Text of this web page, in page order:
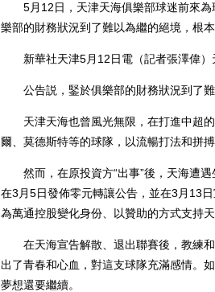
5月12日，天津天海俱樂部球迷前來為
樂部的財務狀況到了難以為繼的絕境，根
新華社天津5月12日電（記者張澤偉）
公告説，鋻於俱樂部的財務狀況到了難
天津天海也曾風光無限，在打進中超的
爾、莫德斯特等的球隊，以流暢打法和拼
然而，在原投資方“出事”後，天海遭遇
在3月5日發佈零元轉讓公告，並在3月13
為萬通控股變化身份、以贊助的方式支持
在天海宣告解散、退出聯賽後，教練和
出了青春和心血，對這支球隊充滿感情。
夢想還要繼續。